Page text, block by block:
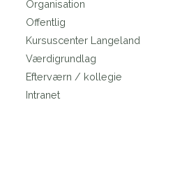
Organisation
Offentlig
Kursuscenter Langeland
Værdigrundlag
Efterværn / kollegie
Intranet